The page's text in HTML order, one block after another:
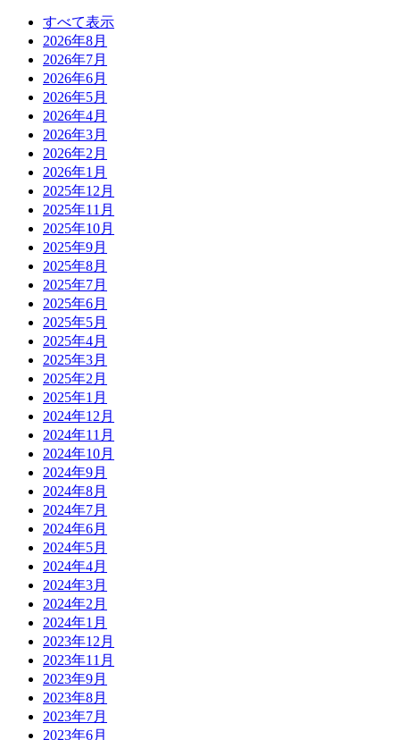
すべて表示
2026年8月
2026年7月
2026年6月
2026年5月
2026年4月
2026年3月
2026年2月
2026年1月
2025年12月
2025年11月
2025年10月
2025年9月
2025年8月
2025年7月
2025年6月
2025年5月
2025年4月
2025年3月
2025年2月
2025年1月
2024年12月
2024年11月
2024年10月
2024年9月
2024年8月
2024年7月
2024年6月
2024年5月
2024年4月
2024年3月
2024年2月
2024年1月
2023年12月
2023年11月
2023年9月
2023年8月
2023年7月
2023年6月